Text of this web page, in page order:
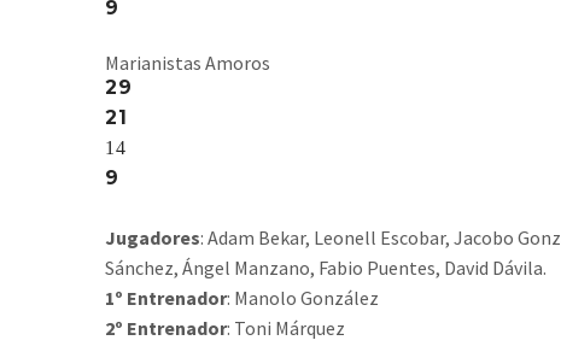
9
Marianistas Amoros
29
21
14
9
Jugadores: Adam Bekar, Leonell Escobar, Jacobo
Sánchez, Ángel Manzano, Fabio Puentes, David Dávila.
1º Entrenador: Manolo González
2º Entrenador: Toni Márquez